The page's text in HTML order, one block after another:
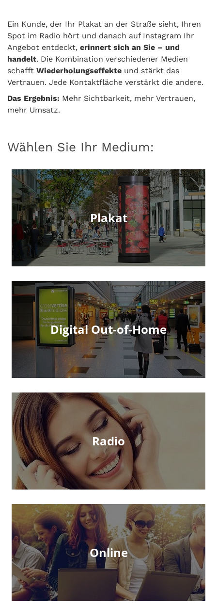
Ein Kunde, der Ihr Plakat an der Straße sieht, Ihren
Spot im Radio hört und danach auf Instagram Ihr
Angebot entdeckt, erinnert sich an Sie – und
handelt. Die Kombination verschiedener Medien
schafft Wiederholungseffekte und stärkt das
Vertrauen. Jede Kontaktfläche verstärkt die andere.
Das Ergebnis: Mehr Sichtbarkeit, mehr Vertrauen,
mehr Umsatz.
Wählen Sie Ihr Medium:
Plakat
Digital Out-of-Home
Radio
Online